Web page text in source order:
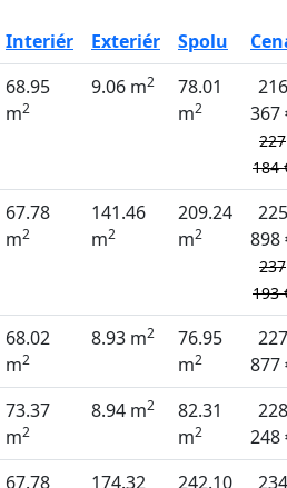
Interiér Exteriér Spolu
68.95
m2
9.06 m2
78.01
m2
216
367
227
184
67.78
m2
141.46
m2
209.24
m2
225
898
237
193
68.02
m2
8.93 m2
76.95
m2
227
877
73.37
m2
8.94 m2
82.31
m2
228
248
67.78
174.32
242.10
234